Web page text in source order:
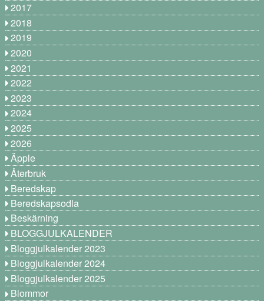
2017
2018
2019
2020
2021
2022
2023
2024
2025
2026
Äpple
Återbruk
Beredskap
Beredskapsodla
Beskärning
BLOGGJULKALENDER
Bloggjulkalender 2023
Bloggjulkalender 2024
Bloggjulkalender 2025
Blommor